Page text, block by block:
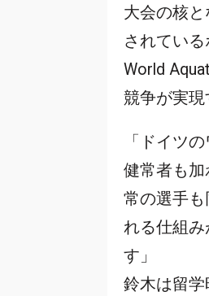
大会の核
されてい
World
競争が実現
「ドイツ
健常者も
常の選手
れる仕組
す」
鈴木は留